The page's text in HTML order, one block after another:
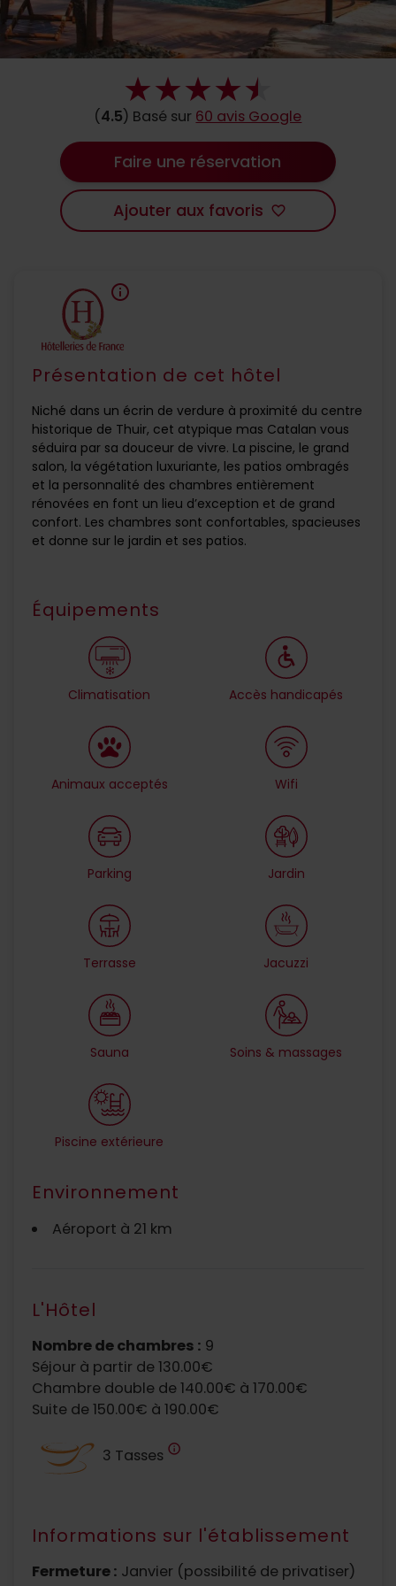
(4.5) Basé sur 60 avis Google
Faire une réservation
Ajouter aux favoris favorite_border
Présentation de cet hôtel
Niché dans un écrin de verdure à proximité du centre
historique de Thuir, cet atypique mas Catalan vous
séduira par sa douceur de vivre. La piscine, le grand
salon, la végétation luxuriante, les patios ombragés
et la personnalité des chambres entièrement
rénovées en font un lieu d’exception et de grand
confort. Les chambres sont confortables, spacieuses
et donne sur le jardin et ses patios.
info
Équipements
Climatisation Accès handicapés
Animaux acceptés Wifi
Parking Jardin
Terrasse Jacuzzi
Sauna Soins & massages
Piscine extérieure
Environnement
Aéroport à 21 km
L'Hôtel
Nombre de chambres : 9
Séjour à partir de 130.00€
Chambre double de 140.00€ à 170.00€
Suite de 150.00€ à 190.00€
3 Tasses info
Informations sur l'établissement
Fermeture : Janvier (possibilité de privatiser)